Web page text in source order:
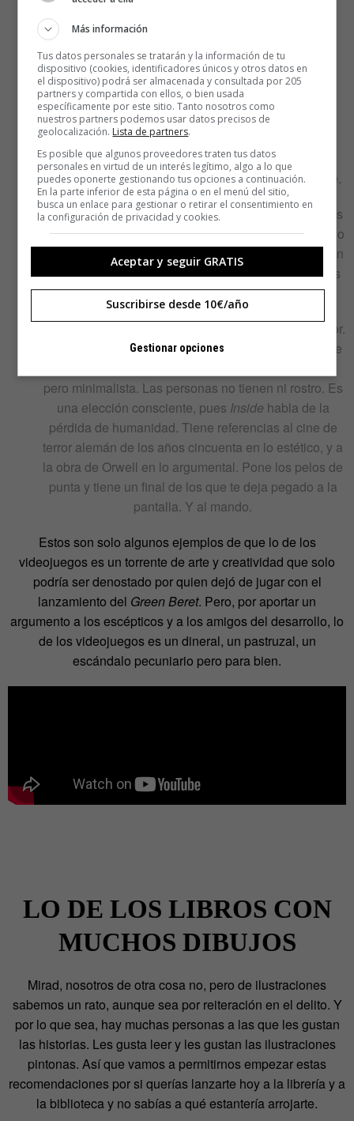
juego puede parecer un juego de exploración y
combate, sin más. Y lo es. Pero el viaje que
demonios contra los que tiene que luchar esta
guerrera nórdica son mentales.
El juego, construido con el asesoramiento de
psiquiatras y expertos, aborda las enfermedades
mentales como solo un videojuego puede hacer:
poniéndonos en la piel de una persona que las sufre.
Puede que este sea algo más antiguo que el resto, es
de 2016. PeroInsidees un juegazo que no ha perdido
fuerza en estos años.
Inside
solo podría haber sido un
videojuego. No tiene diálogos, no hay textos o pistas
que nos ayuden a entender este futuro distópico.
Manejamos a un niño en un mundo oscuro y aterrador.
La dirección de arte es envolvente, con una paleta de
pero minimalista. Las personas no tienen ni rostro. Es
una elección consciente, pues Inside habla de la
pérdida de humanidad. Tiene referencias al cine de
terror alemán de los años cincuenta en lo estético, y a
la obra de Orwell en lo argumental. Pone los pelos de
punta y tiene un final de los que te deja pegado a la
pantalla. Y al mando.
Estos son solo algunos ejemplos de que lo de los
videojuegos es un torrente de arte y creatividad que solo
podría ser denostado por quien dejó de jugar con el
lanzamiento del Green Beret. Pero, por aportar un
argumento a los escépticos y a los amigos del desarrollo, lo
de los videojuegos es un dineral, un pastruzal, un
escándalo pecuniario pero para bien.
LO DE LOS LIBROS CON
MUCHOS DIBUJOS
Mirad, nosotros de otra cosa no, pero de ilustraciones
sabemos un rato, aunque sea por reiteración en el delito. Y
por lo que sea, hay muchas personas a las que les gustan
las historias. Les gusta leer y les gustan las ilustraciones
pintonas. Así que vamos a permitirnos empezar estas
recomendaciones por si querías lanzarte hoy a la librería y a
la biblioteca y no sabías a qué estantería arrojarte.
Más información
Tus datos personales se tratarán y la información de tu
dispositivo (cookies, identificadores únicos y otros datos en
el dispositivo) podrá ser almacenada y consultada por 205
partners y compartida con ellos, o bien usada
específicamente por este sitio. Tanto nosotros como
nuestros partners podemos usar datos precisos de
geolocalización. Lista de partners.
Es posible que algunos proveedores traten tus datos
personales en virtud de un interés legítimo, algo a lo que
puedes oponerte gestionando tus opciones a continuación.
En la parte inferior de esta página o en el menú del sitio,
busca un enlace para gestionar o retirar el consentimiento en
la configuración de privacidad y cookies.
Aceptar y seguir GRATIS
Suscribirse desde 10€/año
Gestionar opciones